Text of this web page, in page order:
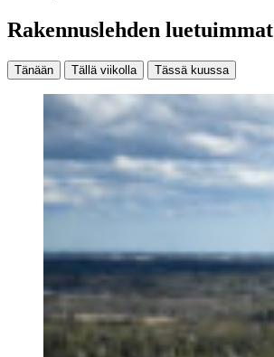
Rakennuslehden luetuimmat
Tänään Tällä viikolla Tässä kuussa